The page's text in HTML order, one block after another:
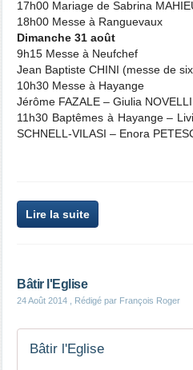
17h00 Mariage de Sabrina
18h00 Messe à Ranguevaux
Dimanche 31 août
9h15 Messe à Neufchef
Jean Baptiste CHINI (messe de
10h30 Messe à Hayange
Jérôme FAZALE – Giulia
11h30 Baptêmes à Hayange –
SCHNELL-VILASI – Enora
Lire la suite
Bâtir l'Eglise
24 Août 2014 , Rédigé par François Roger
Bâtir l'Eglise